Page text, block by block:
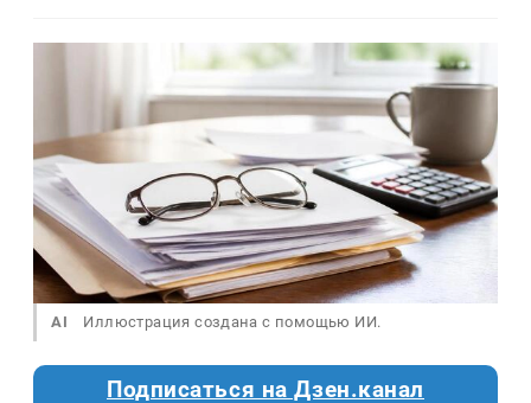
AI Иллюстрация создана с помощью ИИ.
Подписаться на Дзен.канал